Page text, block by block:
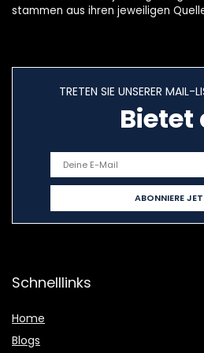
stammen aus ihren jeweiligen
TRETEN SIE UNSERER MAIL-
Bietet
Schnelllinks
Home
Blogs